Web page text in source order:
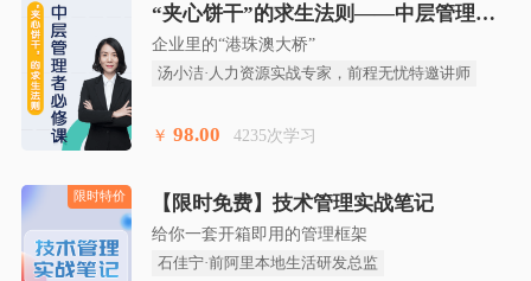
“夹心饼干”的求生法则——中层管理者必修课
企业里的“港珠澳大桥”
汤小洁·人力资源实战专家，前程无忧特邀讲师
￥ 98.00 4235次学习
【限时免费】技术管理实战笔记
给你一套开箱即用的管理框架
石佳宁·前阿里本地生活研发总监